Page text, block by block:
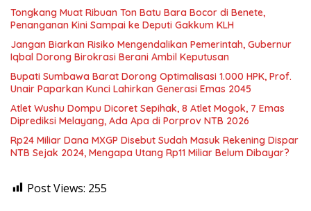
Tongkang Muat Ribuan Ton Batu Bara Bocor di Benete,
Penanganan Kini Sampai ke Deputi Gakkum KLH
Jangan Biarkan Risiko Mengendalikan Pemerintah, Gubernur
Iqbal Dorong Birokrasi Berani Ambil Keputusan
Bupati Sumbawa Barat Dorong Optimalisasi 1.000 HPK, Prof.
Unair Paparkan Kunci Lahirkan Generasi Emas 2045
Atlet Wushu Dompu Dicoret Sepihak, 8 Atlet Mogok, 7 Emas
Diprediksi Melayang, Ada Apa di Porprov NTB 2026
Rp24 Miliar Dana MXGP Disebut Sudah Masuk Rekening Dispar
NTB Sejak 2024, Mengapa Utang Rp11 Miliar Belum Dibayar?
Post Views: 255